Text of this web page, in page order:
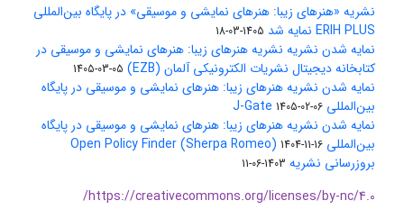
نشریه «هنرهای زیبا: هنرهای نمایشی و موسیقی» در پایگاه بین‌المللی
ERIH PLUS نمایه شد
1405-03-18
نمایه شدن نشریه نشریه هنرهای زیبا: هنرهای نمایشی و موسیقی در
کتابخانه دیجیتال نشریات الکترونیکی آلمان (EZB)
1405-03-05
نمایه شدن نشریه هنرهای زیبا: هنرهای نمایشی و موسیقی در پایگاه
بین‌المللی J-Gate 1405-02-06
نمایه شدن نشریه هنرهای زیبا: هنرهای نمایشی و موسیقی در پایگاه
بین‌المللی Open Policy Finder (Sherpa Romeo) 1404-11-16
بروزرسانی نشریه 1403-06-11
https://creativecommons.org/licenses/by-nc/4.0/